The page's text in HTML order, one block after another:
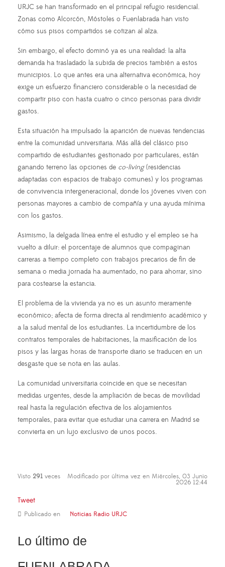
URJC se han transformado en el principal refugio residencial.
Zonas como Alcorcón, Móstoles o Fuenlabrada han visto
cómo sus pisos compartidos se cotizan al alza.
Sin embargo, el efecto dominó ya es una realidad: la alta
demanda ha trasladado la subida de precios también a estos
municipios. Lo que antes era una alternativa económica, hoy
exige un esfuerzo financiero considerable o la necesidad de
compartir piso con hasta cuatro o cinco personas para dividir
gastos.
Esta situación ha impulsado la aparición de nuevas tendencias
entre la comunidad universitaria. Más allá del clásico piso
compartido de estudiantes gestionado por particulares, están
ganando terreno las opciones de co-living(residencias
adaptadas con espacios de trabajo comunes) y los programas
de convivencia intergeneracional, donde los jóvenes viven con
personas mayores a cambio de compañía y una ayuda mínima
con los gastos.
Asimismo, la delgada línea entre el estudio y el empleo se ha
vuelto a diluir: el porcentaje de alumnos que compaginan
carreras a tiempo completo con trabajos precarios de fin de
semana o media jornada ha aumentado, no para ahorrar, sino
para costearse la estancia.
El problema de la vivienda ya no es un asunto meramente
económico; afecta de forma directa al rendimiento académico y
a la salud mental de los estudiantes. La incertidumbre de los
contratos temporales de habitaciones, la masificación de los
pisos y las largas horas de transporte diario se traducen en un
desgaste que se nota en las aulas.
La comunidad universitaria coincide en que se necesitan
medidas urgentes, desde la ampliación de becas de movilidad
real hasta la regulación efectiva de los alojamientos
temporales, para evitar que estudiar una carrera en Madrid se
convierta en un lujo exclusivo de unos pocos.
Visto 291 veces Modificado por última vez en Miércoles, 03 Junio
2026 12:44
Tweet
Publicado en Noticias Radio URJC
Lo último de